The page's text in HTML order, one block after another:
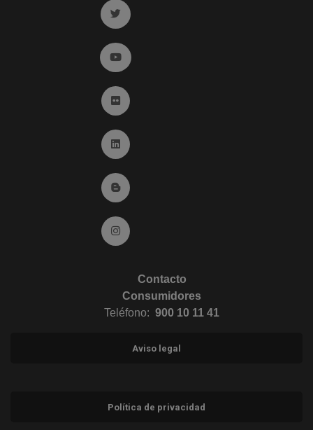
Ir a twitter (abre en ventana nueva)
Ir a YouTube (abre en ventana nueva)
Ir a Flickr (abre en ventana nueva)
Ir a Linkedin (abre en ventana nueva)
Ir al Blog (abre en ventana nueva)
Ir a Instagram (abre en ventana nueva)
Contacto
Consumidores
Teléfono: 900 10 11 41
Aviso legal
Política de privacidad